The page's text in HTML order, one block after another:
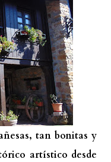
tan bonitas y
artístico desde